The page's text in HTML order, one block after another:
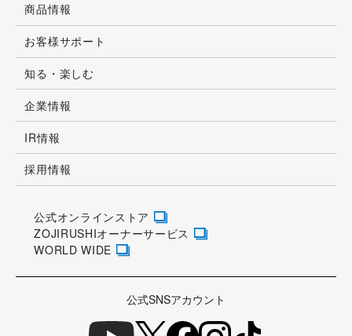
商品情報
お客様サポート
知る・楽しむ
企業情報
IR情報
採用情報
公式オンラインストア
ZOJIRUSHIオーナーサービス
WORLD WIDE
公式SNSアカウント